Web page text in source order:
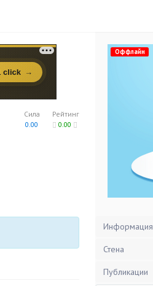
Рейтинг
0.00
Сила
0.00
Оффлайн
Информация
Стена
Публикации